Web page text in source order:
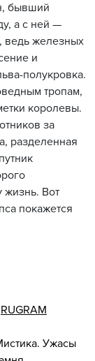
бывший
а с ней —
ведь железных
и
полукровка.
тропам,
королевы.
за
разделенная
жизнь. Вот
покажется
RUGRAM
Ужасы